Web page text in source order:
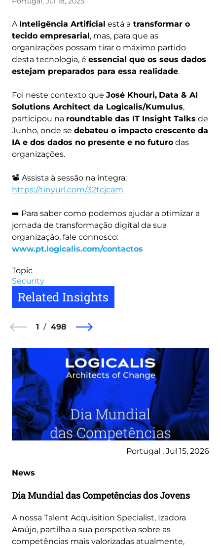
A Inteligência Artificial está a transformar o
tecido empresarial, mas, para que as
organizações possam tirar o máximo partido
desta tecnologia, é essencial que os seus dados
estejam preparados para essa realidade.
Foi neste contexto que José Khouri, Data & AI
Solutions Architect da Logicalis/Kumulus,
participou na roundtable das IT Insight Talks de
Junho, onde se debateu o impacto crescente da
IA e dos dados no presente e no futuro das
organizações.
📽️ Assista à sessão na íntegra:
https://tinyurl.com/32tcjcam
➡️ Para saber como podemos ajudar a otimizar a
jornada de transformação digital da sua
organização, fale connosco:
www.pt.logicalis.com/contactos
Topic
Security
Related Insights
1 498
Portugal , Jul 15, 2026
News
Dia Mundial das Competências dos Jovens
A nossa Talent Acquisition Specialist, Izadora
Araújo, partilha a sua perspetiva sobre as
competências mais valorizadas atualmente,